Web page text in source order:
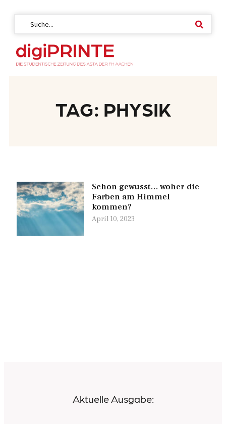
TAG: PHYSIK
Schon gewusst… woher die
Farben am Himmel
kommen?
April 10, 2023
Aktuelle Ausgabe: